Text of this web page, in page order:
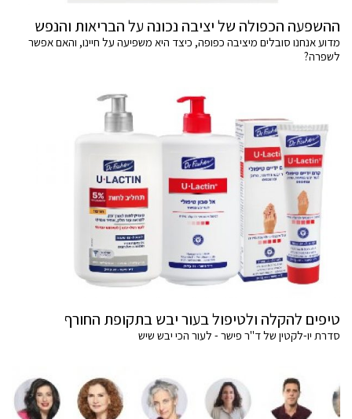
ההשפעה הכפולה של יציבה נכונה על הבריאות והנפש
מדוע אנחנו סובלים מיציבה כפופה, כיצד היא משפיעה על חיינו, והאם אפשר
לשפרה?
טיפים להקלה ולטיפול בעור יבש בתקופת החורף
סדרת יו-לקטין של ד"ר פישר - לעור הכי יבש שיש